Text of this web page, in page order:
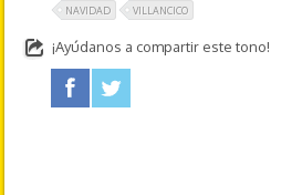
NAVIDAD VILLANCICO
¡Ayúdanos a compartir este tono!